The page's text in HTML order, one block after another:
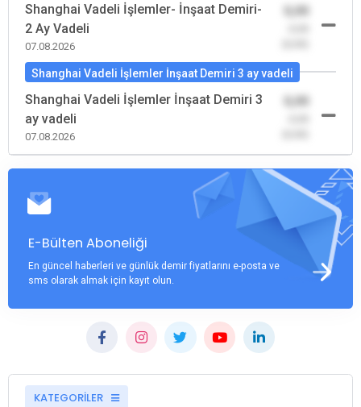
Shanghai Vadeli İşlemler- İnşaat Demiri-
2 Ay Vadeli
07.08.2026
Shanghai Vadeli İşlemler İnşaat Demiri 3 ay vadeli
Shanghai Vadeli İşlemler İnşaat Demiri 3
ay vadeli
07.08.2026
E-Bülten Aboneliği
En güncel haberleri ve günlük demir fiyatlarını e-posta ve
sms olarak almak için kayıt olun.
KATEGORİLER